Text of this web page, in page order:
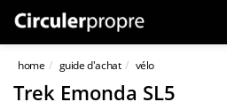
home guide d'achat vélo
Trek Emonda SL5